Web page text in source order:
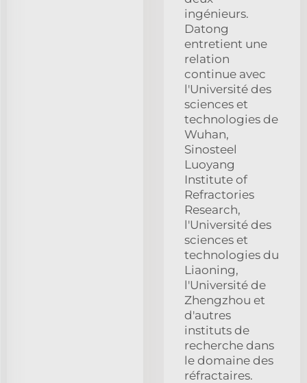
ingénieurs.
Datong
entretient une
relation
continue avec
l'Université des
sciences et
technologies de
Wuhan,
Sinosteel
Luoyang
Institute of
Refractories
Research,
l'Université des
sciences et
technologies du
Liaoning,
l'Université de
Zhengzhou et
d'autres
instituts de
recherche dans
le domaine des
réfractaires.